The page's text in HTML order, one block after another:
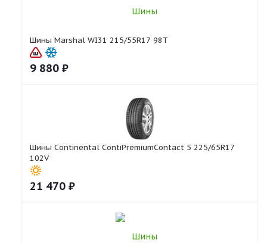
Шины Marshal WI31 215/55R17 98T
9 880 ₽
Шины Continental ContiPremiumContact 5 225/65R17
102V
21 470 ₽